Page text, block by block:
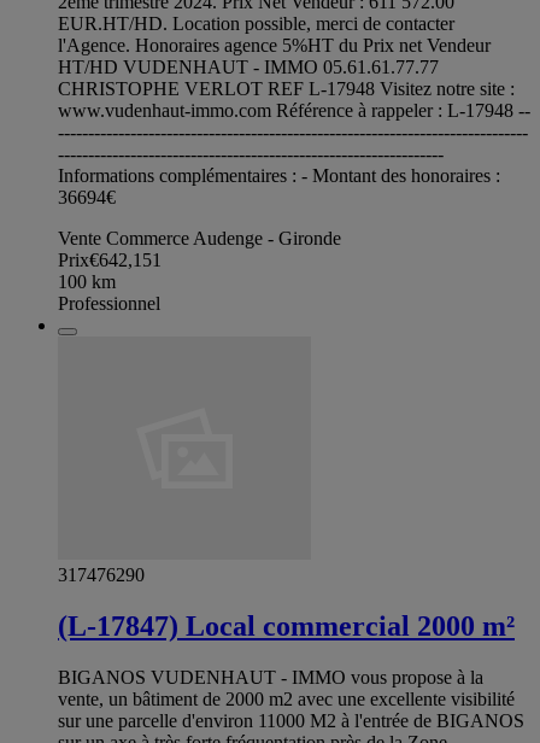
EUR.HT/HD. Location possible, merci de contacter
l'Agence. Honoraires agence 5%HT du Prix net Vendeur
HT/HD VUDENHAUT - IMMO 05.61.61.77.77
CHRISTOPHE VERLOT REF L-17948 Visitez notre site :
www.vudenhaut-immo.com Référence à rappeler : L-17948 --
------------------------------------------------------------------------------
----------------------------------------------------------------
Informations complémentaires : - Montant des honoraires :
36694€
Vente Commerce Audenge - Gironde
Prix€642,151
100 km
Professionnel
317476290
(L-17847) Local commercial 2000 m²
BIGANOS VUDENHAUT - IMMO vous propose à la
vente, un bâtiment de 2000 m2 avec une excellente visibilité
sur une parcelle d'environ 11000 M2 à l'entrée de BIGANOS